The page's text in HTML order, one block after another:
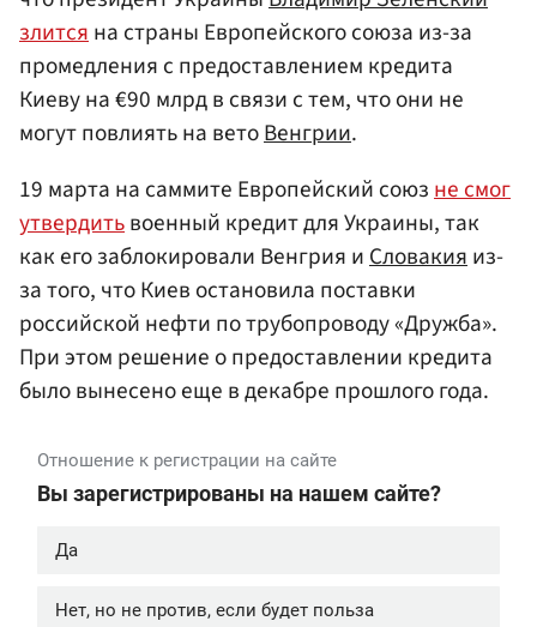
злится на страны Европейского союза из-за
промедления с предоставлением кредита
Киеву на €90 млрд в связи с тем, что они не
могут повлиять на ветоВенгрии.
19 марта на саммите Европейский союзне смог
утвердитьвоенный кредит для Украины, так
как его заблокировали Венгрия иСловакияиз-
за того, что Киев остановила поставки
российской нефти по трубопроводу «Дружба».
При этом решение о предоставлении кредита
было вынесено еще в декабре прошлого года.